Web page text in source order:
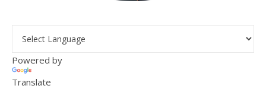
Powered by
Translate